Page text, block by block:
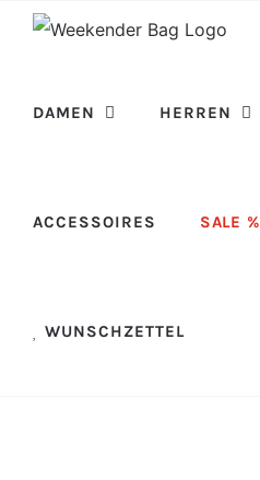
Skip
DAMEN HERREN
ACCESSOIRES SALE %
WUNSCHZETTEL